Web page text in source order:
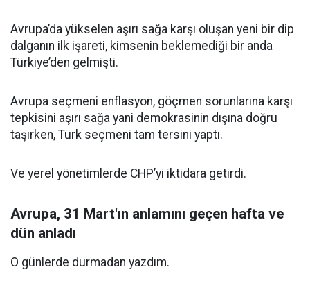
Avrupa’da yükselen aşırı sağa karşı oluşan yeni bir dip
dalganın ilk işareti, kimsenin beklemediği bir anda
Türkiye’den gelmişti.
Avrupa seçmeni enflasyon, göçmen sorunlarına karşı
tepkisini aşırı sağa yani demokrasinin dışına doğru
taşırken, Türk seçmeni tam tersini yaptı.
Ve yerel yönetimlerde CHP’yi iktidara getirdi.
Avrupa, 31 Mart'ın anlamını geçen hafta ve
dün anladı
O günlerde durmadan yazdım.